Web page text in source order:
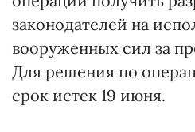
законодателей на
вооруженных сил за
Для решения по
срок истек 19 июня.